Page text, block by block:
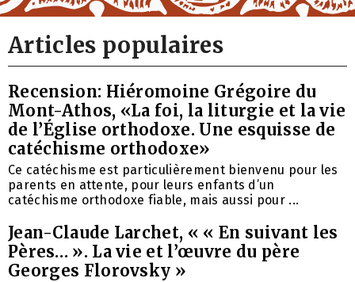
Articles populaires
Recension: Hiéromoine Grégoire du
Mont-Athos, «La foi, la liturgie et la vie
de l’Église orthodoxe. Une esquisse de
catéchisme orthodoxe»
Ce catéchisme est particulièrement bienvenu pour les
parents en attente, pour leurs enfants d’un
catéchisme orthodoxe fiable, mais aussi pour ...
Jean-Claude Larchet, « « En suivant les
Pères… ». La vie et l’œuvre du père
Georges Florovsky »